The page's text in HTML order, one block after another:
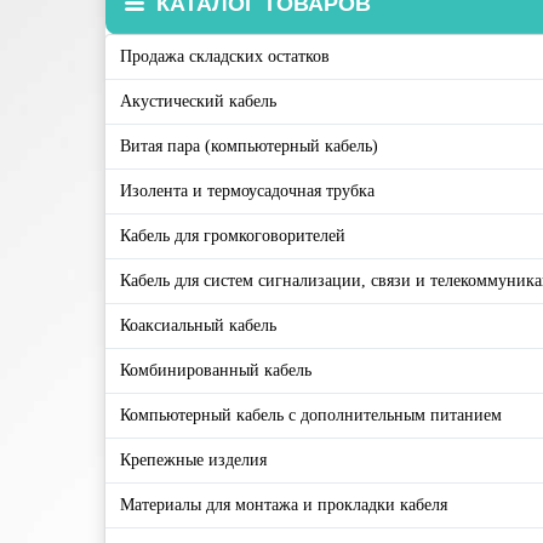
Продажа складских остатков
Акустический кабель
Витая пара (компьютерный кабель)
Изолента и термоусадочная трубка
Кабель для громкоговорителей
Кабель для систем сигнализации, связи и
Коаксиальный кабель
Комбинированный кабель
Компьютерный кабель с дополнительным питанием
Крепежные изделия
Материалы для монтажа и прокладки кабеля